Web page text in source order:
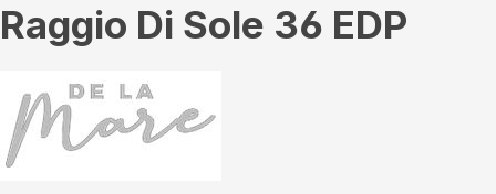
Raggio Di Sole 36 EDP